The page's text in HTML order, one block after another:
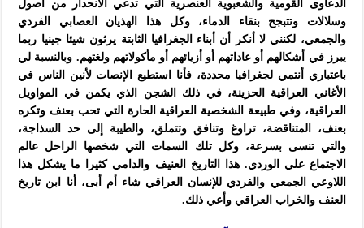
الدعاوى القومية والشعبوية العنصرية التي تدعي الانحدار من أصول
وسلالات وتتبجح بنقاء الدماء، وكل هذا الهذيان العصابي الفردي
والجمعي، لكنني لا أنكر أن أبناء الجغرافيا الثابتة يرثون شيئا جينيا ربما
يبرز في أشكالهم أو عاداتهم أو أزيائهم أو مأكولاتهم ولغتهم. وبالنسبة لي
باعتباري أنتمي لجغرافيا محددة، فأنا استطيع الإنصات لأنين الناس في
الأغاني العراقية الحزينة، في ذلك الشجن الذي يكمن في المواويل
العراقية، وفي طبيعة الشخصية العراقية الحارة التي تحب بعنف وتكره
بعنف، المتناقضة، تراوغ وتنافق وتتملق، والطيبة إلى حد السذاجة،
والتي تنسى بسرعة، وكل تلك السمات التي شخصها الراحل عالم
الاجتماع علي الوردي. هذا التاريخ العنيف والدامي كثيرا ما يشكل هذا
اللاوعي الجمعي والفردي للإنسان العراقي شاء أم أبى، أنا ابن تاريخ
العنف والخراب العراقي وأعي ذلك.